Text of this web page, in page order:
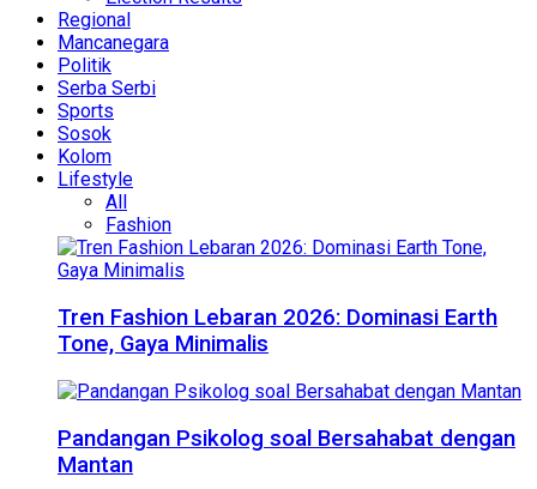
Regional
Mancanegara
Politik
Serba Serbi
Sports
Sosok
Kolom
Lifestyle
All
Fashion
Tren Fashion Lebaran 2026: Dominasi Earth
Tone, Gaya Minimalis
Pandangan Psikolog soal Bersahabat dengan
Mantan